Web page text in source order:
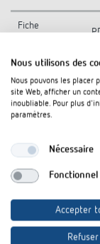
Fiche
Rajouter
Nous utilisons des
Nous pouvons les placer
site Web, afficher un
inoubliable. Pour plus
paramètres.
Nécessaire
Fonctionnel
Accepter
Refuser